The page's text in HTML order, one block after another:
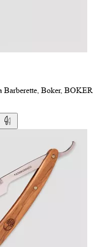
Barberette, Boker, BOKER